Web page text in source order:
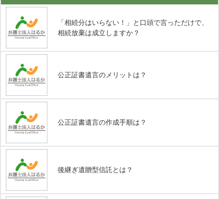
「相続分はいらない！」と口頭で言っただけで、
相続放棄は成立しますか？
公正証書遺言のメリットは？
公正証書遺言の作成手順は？
後継ぎ遺贈型信託とは？